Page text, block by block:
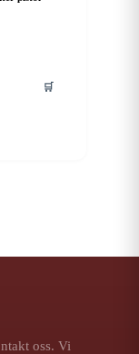
🛒
oss. Vi